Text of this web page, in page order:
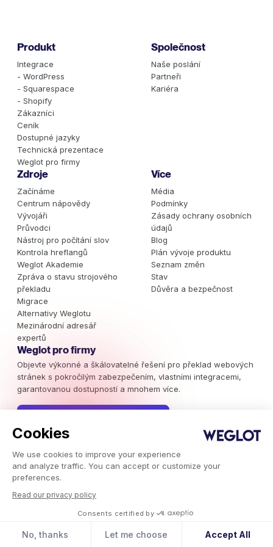
Cookies
We use cookies to improve your experience
and analyze traffic. You can accept or customize your
preferences.
Read our privacy policy
Consents certified by
No, thanks Let me choose Accept All
vyžaduje pečlivou a průběžnou správu.
Produkt
Integrace
- WordPress
- Squarespace
- Shopify
Zákazníci
Ceník
Dostupné jazyky
Technická prezentace
Weglot pro firmy
Společnost
Naše poslání
Partneři
Kariéra
Zdroje
Začínáme
Centrum nápovědy
Vývojáři
Průvodci
Nástroj pro počítání slov
Kontrola hreflangů
Weglot Akademie
Zpráva o stavu strojového
překladu
Migrace
Alternativy Weglotu
Mezinárodní adresář
expertů
Více
Média
Podmínky
Zásady ochrany osobních
údajů
Blog
Plán vývoje produktu
Seznam změn
Stav
Důvěra a bezpečnost
Weglot pro firmy
Objevte výkonné a škálovatelné řešení pro překlad webových
stránek s pokročilým zabezpečením, vlastními integracemi,
garantovanou dostupností a mnohem více.
Přihlaste se k odběru našeho newsletteru
Buďte v obraze ohledně mezinárodních marketingových
kampaní, trendů a poznatků, které stojí za vaši pozornost.
Odebírejte nyní